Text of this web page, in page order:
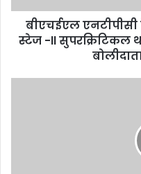
d
s
बीएचईएल
स्टेज -ll सुपरक्रिटिकल